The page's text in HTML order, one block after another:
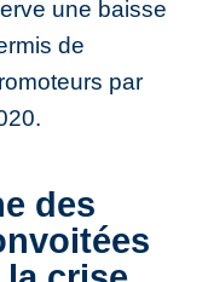
une baisse
de
par
des